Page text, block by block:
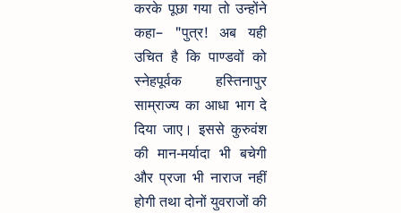
करके पूछा गया तो उन्होंने
कहा– "पुत्र! अब यही
उचित है कि पाण्डवों को
स्नेहपूर्वक हस्तिनापुर
साम्राज्य का आधा भाग दे
दिया जाए। इससे कुरुवंश
की मान-मर्यादा भी बचेगी
और प्रजा भी नाराज नहीं
होगी तथा दोनों युवराजों की